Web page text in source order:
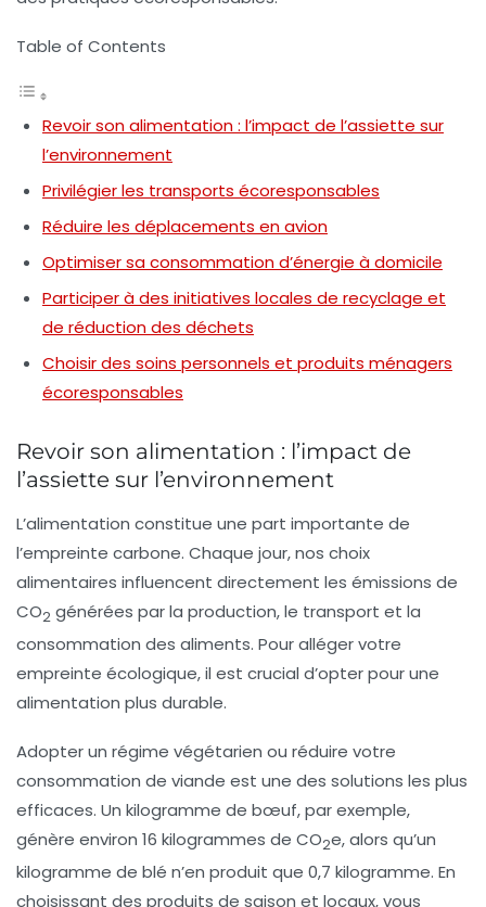
Table of Contents
Revoir son alimentation : l’impact de l’assiette sur
l’environnement
Privilégier les transports écoresponsables
Réduire les déplacements en avion
Optimiser sa consommation d’énergie à domicile
Participer à des initiatives locales de recyclage et
de réduction des déchets
Choisir des soins personnels et produits ménagers
écoresponsables
Revoir son alimentation : l’impact de
l’assiette sur l’environnement
L’alimentation constitue une part importante de
l’empreinte carbone. Chaque jour, nos choix
alimentaires influencent directement les émissions de
CO2 générées par la production, le transport et la
consommation des aliments. Pour alléger votre
empreinte écologique, il est crucial d’opter pour une
alimentation plus durable.
Adopter un régime végétarien ou réduire votre
consommation de viande est une des solutions les plus
efficaces. Un kilogramme de bœuf, par exemple,
génère environ 16 kilogrammes de CO2e, alors qu’un
kilogramme de blé n’en produit que 0,7 kilogramme. En
choisissant des produits de saison et locaux, vous